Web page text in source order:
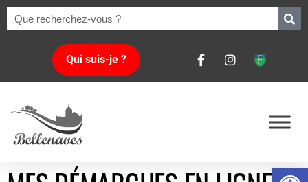
Ouvrir
Qui suis-je ?